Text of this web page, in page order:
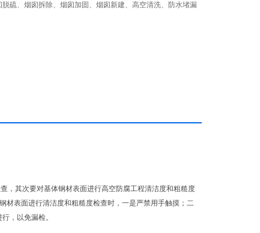
硫、烟囱拆除、烟囱加固、烟囱新建、高空清洗、防水堵漏
，其次要对基体钢材表面进行高空防腐工程清洁度和粗糙度
材表面进行清洁度和粗糙度检查时，一是严禁用手触摸；二
，以免漏检。